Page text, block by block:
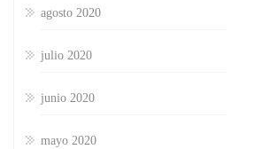
agosto 2020
julio 2020
junio 2020
mayo 2020